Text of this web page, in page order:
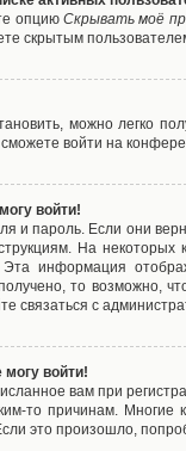
опцию Скрывать моё
скрытым
можно легко
войти на
войти!
и пароль. Если они
На
информация
то возможно,
связаться с
могу войти!
вам при
то причинам.
это произошло,